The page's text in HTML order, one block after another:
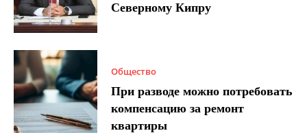
Северному Кипру
Общество
При разводе можно потребовать
компенсацию за ремонт
квартиры